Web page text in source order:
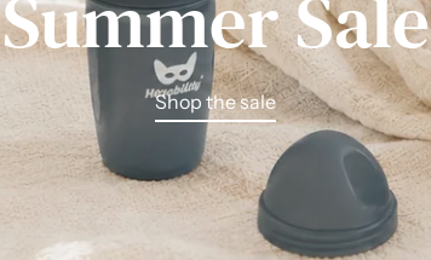
Summer Sale
Shop the sale